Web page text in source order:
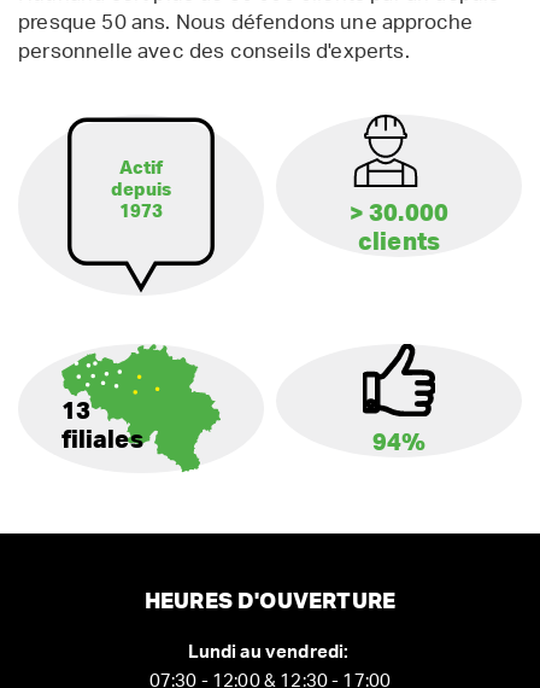
presque 50 ans. Nous défendons une approche
personnelle avec des conseils d'experts.
Actif
depuis
1973
> 30.000
clients
13
filiales
94%
HEURES D'OUVERTURE
Lundi au vendredi:
07:30 - 12:00 & 12:30 - 17:00